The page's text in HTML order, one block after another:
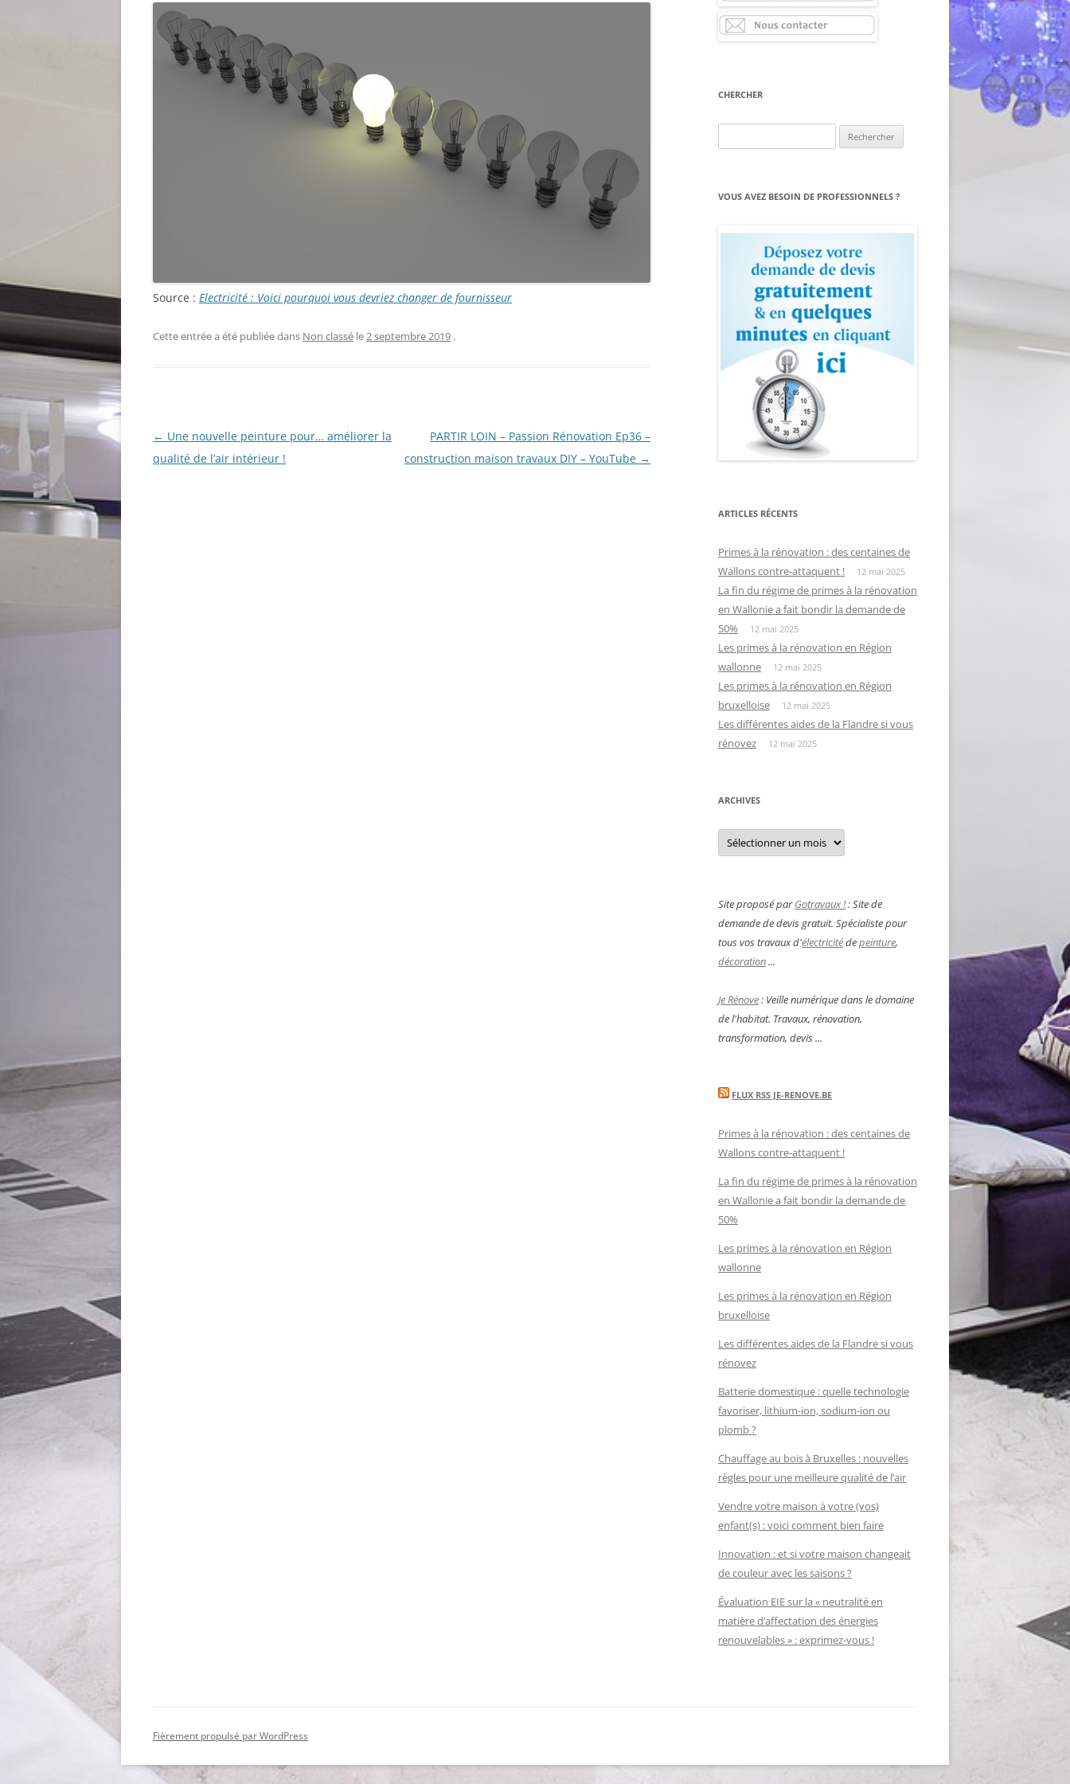
Source : Electricité : Voici pourquoi vous devriez changer de fournisseur
Cette entrée a été publiée dans Non classé le 2 septembre 2019 .
Navigation
des
← Une nouvelle peinture pour… améliorer la
qualité de l’air intérieur !
PARTIR LOIN – Passion Rénovation Ep36 –
construction maison travaux DIY – YouTube →
CHERCHER
VOUS AVEZ BESOIN DE PROFESSIONNELS ?
ARTICLES RÉCENTS
Primes à la rénovation : des centaines de
Wallons contre-attaquent !
12 mai 2025
La fin du régime de primes à la rénovation
en Wallonie a fait bondir la demande de
50%
12 mai 2025
Les primes à la rénovation en Région
wallonne
12 mai 2025
Les primes à la rénovation en Région
bruxelloise
12 mai 2025
Les différentes aides de la Flandre si vous
rénovez
12 mai 2025
ARCHIVES
Archives
Site proposé parGotravaux !: Site de
demande de devis gratuit. Spécialiste pour
tous vos travaux d'électricitédepeinture,
décoration...
Je Rénove: Veille numérique dans le domaine
de l'habitat. Travaux, rénovation,
transformation, devis ...
FLUX RSS JE-RENOVE.BE
Primes à la rénovation : des centaines de
Wallons contre-attaquent !
La fin du régime de primes à la rénovation
en Wallonie a fait bondir la demande de
50%
Les primes à la rénovation en Région
wallonne
Les primes à la rénovation en Région
bruxelloise
Les différentes aides de la Flandre si vous
rénovez
Batterie domestique : quelle technologie
favoriser, lithium-ion, sodium-ion ou
plomb ?
Chauffage au bois à Bruxelles : nouvelles
règles pour une meilleure qualité de l’air
Vendre votre maison à votre (vos)
enfant(s) : voici comment bien faire
Innovation : et si votre maison changeait
de couleur avec les saisons ?
Évaluation EIE sur la « neutralité en
matière d’affectation des énergies
renouvelables » : exprimez-vous !
Fièrement propulsé par WordPress